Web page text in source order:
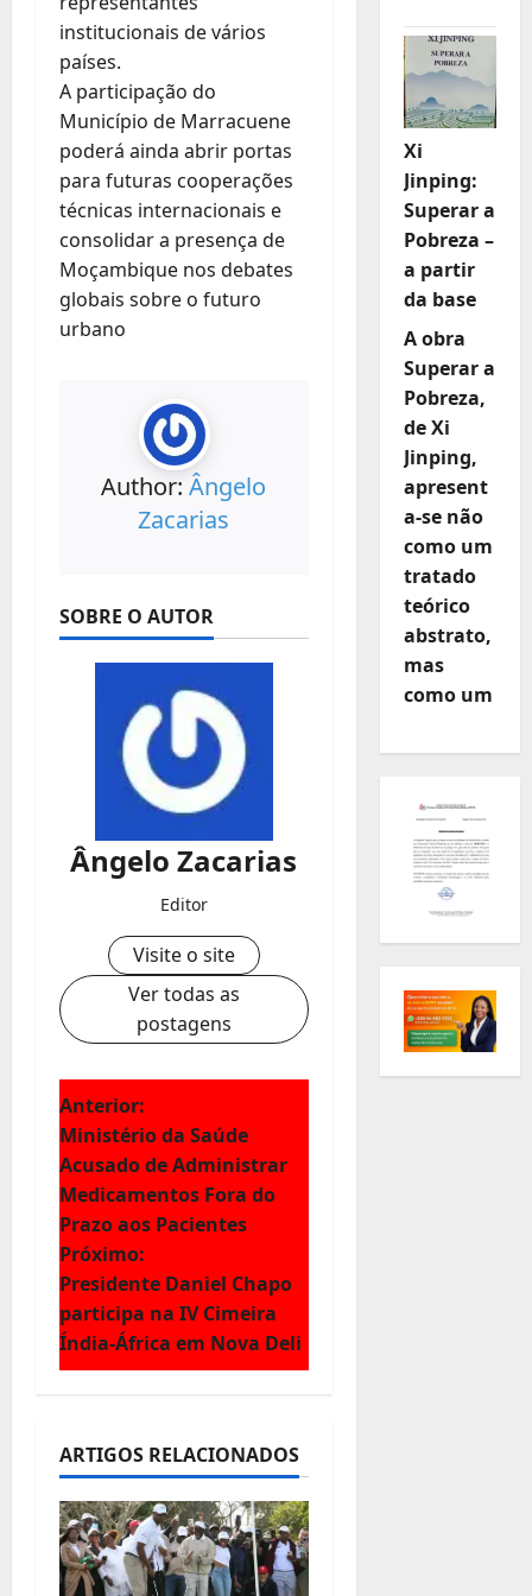
institucionais de vários
países.
A participação do
Município de Marracuene
poderá ainda abrir portas
para futuras cooperações
técnicas internacionais e
consolidar a presença de
Moçambique nos debates
globais sobre o futuro
urbano
Author: Ângelo
Zacarias
SOBRE O AUTOR
Ângelo Zacarias
Editor
Visite o site
Ver todas as
postagens
N
a
v
e
g
a
ã
o
d
Anterior:
Ministério da Saúde
Acusado de Administrar
Medicamentos Fora do
Prazo aos Pacientes
Próximo:
Presidente Daniel Chapo
participa na IV Cimeira
Índia-África em Nova Deli
ARTIGOS RELACIONADOS
Xi
Jinping:
Superar a
Pobreza –
a partir
da base
A obra
Superar a
Pobreza,
de Xi
Jinping,
apresent
a-se não
como um
tratado
teórico
abstrato,
mas
como um